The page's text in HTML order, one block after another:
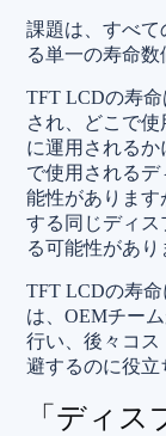
課題は、すべ
る単一の寿命
TFT LCDの寿
され、どこで
に運用される
で使用される
能性がありま
する同じディス
る可能性があり
TFT LCDの寿
は、OEMチー
行い、後々コス
避するのに役立
「ディ